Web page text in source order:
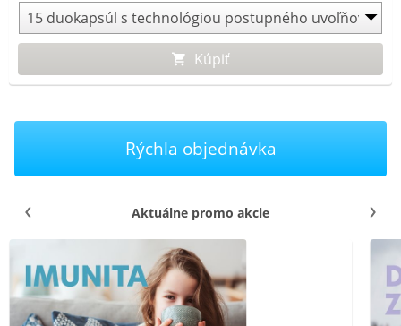
Kúpiť
Rýchla objednávka
Aktuálne promo akcie